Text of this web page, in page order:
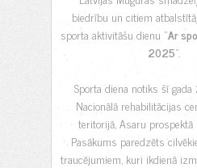
biedrību un citiem
sporta aktivitāšu dienu “Ar
2025”.
Sporta diena notiks šī gada
Nacionālā rehabilitācijas
teritorijā, Asaru prospektā
Pasākums paredzēts
traucējumiem, kuri ikdienā